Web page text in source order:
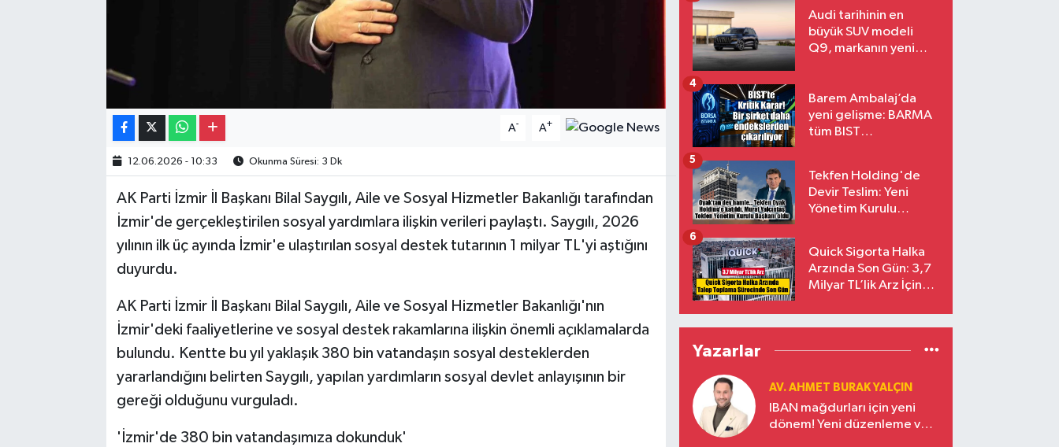
A- A+
12.06.2026 - 10:33 Okunma Süresi: 3 Dk
AK Parti İzmir İl Başkanı Bilal Saygılı, Aile ve Sosyal Hizmetler Bakanlığı tarafından
İzmir'de gerçekleştirilen sosyal yardımlara ilişkin verileri paylaştı. Saygılı, 2026
yılının ilk üç ayında İzmir'e ulaştırılan sosyal destek tutarının 1 milyar TL'yi aştığını
duyurdu.
AK Parti İzmir İl Başkanı Bilal Saygılı, Aile ve Sosyal Hizmetler Bakanlığı'nın
İzmir'deki faaliyetlerine ve sosyal destek rakamlarına ilişkin önemli açıklamalarda
bulundu. Kentte bu yıl yaklaşık 380 bin vatandaşın sosyal desteklerden
yararlandığını belirten Saygılı, yapılan yardımların sosyal devlet anlayışının bir
gereği olduğunu vurguladı.
'İzmir'de 380 bin vatandaşımıza dokunduk'
Audi tarihinin en
büyük SUV modeli
Q9, markanın yeni
Barem Ambalaj’da
yeni gelişme: BARMA
tüm BIST
4
Tekfen Holding'de
Devir Teslim: Yeni
Yönetim Kurulu
5
Quick Sigorta Halka
Arzında Son Gün: 3,7
Milyar TL’lik Arz İçin
Eriyor
6
Yazarlar
AV. AHMET BURAK YALÇIN
IBAN mağdurları için yeni
dönem! Yeni düzenleme ve